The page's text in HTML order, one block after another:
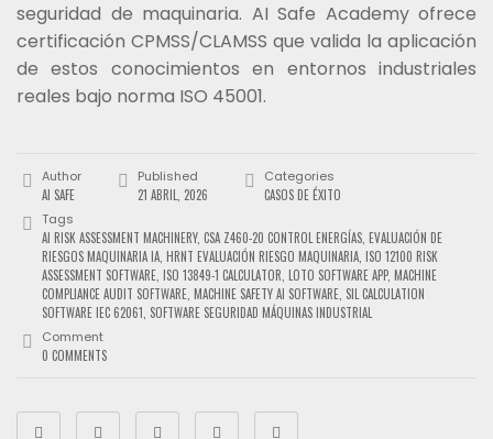
seguridad de maquinaria. AI Safe Academy ofrece
certificación CPMSS/CLAMSS que valida la aplicación
de estos conocimientos en entornos industriales
reales bajo norma ISO 45001.
Author
AI SAFE
Published
21 ABRIL, 2026
Categories
CASOS DE ÉXITO
Tags
AI RISK ASSESSMENT MACHINERY, CSA Z460-20 CONTROL ENERGÍAS EVALUACIÓN DE
RIESGOS MAQUINARIA IA HRNT EVALUACIÓN RIESGO MAQUINARIA ISO 12100 RISK
ASSESSMENT SOFTWARE ISO 13849-1 CALCULATOR LOTO SOFTWARE APP, MACHINE
COMPLIANCE AUDIT SOFTWARE MACHINE SAFETY AI SOFTWARE SIL CALCULATION
SOFTWARE IEC 62061 SOFTWARE SEGURIDAD MÁQUINAS INDUSTRIAL
Comment
0 COMMENTS